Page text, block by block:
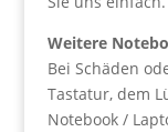
Weitere
Bei Schäden
Tastatur, dem
Notebook /